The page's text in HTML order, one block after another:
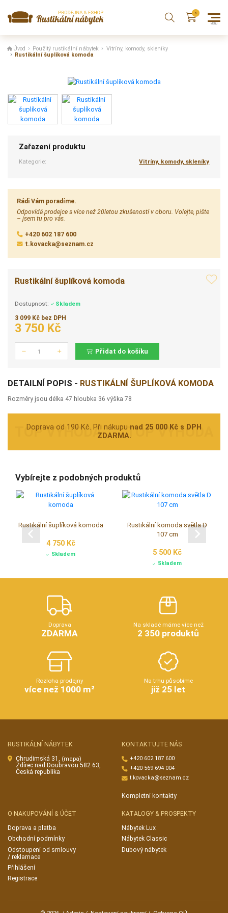
Úvod Použitý rustikální nábytek
Vitríny, komody, skleníky
Rustikální šuplíková komoda
Zařazení produktu
Kategorie: Vitríny, komody, skleníky
Rádi Vám poradíme.
Odpovídá prodejce s více než 20letou zkušeností v oboru. Volejte, pište
– jsem tu pro vás.
+420 602 187 600
t.kovacka@seznam.cz
Rustikální šuplíková komoda
Dostupnost:
Skladem
3 099 Kč bez DPH
3 750 Kč
Přidat do košíku
DETAILNÍ POPIS - RUSTIKÁLNÍ ŠUPLÍKOVÁ KOMODA
Rozměry jsou délka 47 hloubka 36 výška 78
Doprava od 190 Kč. Při nákupu nad 25 000 Kč s DPH
ZDARMA.
Vybírejte z podobných produktů
Rustikální šuplíková komoda
4 750 Kč
Skladem
Rustikální komoda světla D
107 cm
5 500 Kč
Skladem
Doprava
ZDARMA
Na skladě máme více než
2 350 produktů
Rozloha prodejny
více než 1000 m²
Na trhu působíme
již 25 let
RUSTIKÁLNÍ NÁBYTEK
Chrudimská 31, (mapa)
Ždírec nad Doubravou 582 63,
Česká republika
KONTAKTUJTE NÁS
+420 602 187 600
+420 569 694 004
t.kovacka@seznam.cz
Kompletní kontakty
O NAKUPOVÁNÍ & ÚČET
Doprava a platba
Obchodní podmínky
Odstoupení od smlouvy
/ reklamace
Přihlášení
Registrace
KATALOGY & PROSPEKTY
Nábytek Lux
Nábytek Classic
Dubový nábytek